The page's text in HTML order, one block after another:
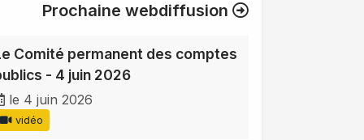
Prochaine webdiffusion
Comité permanent des comptes
- 4 juin 2026
le 4 juin 2026
vidéo